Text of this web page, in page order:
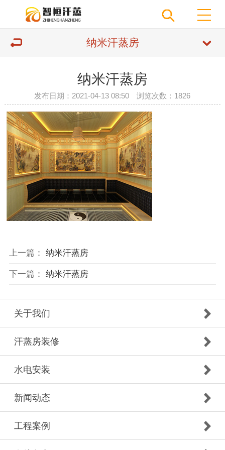
纳米汗蒸房
纳米汗蒸房
发布日期：2021-04-13 08:50 浏览次数： 1826
上一篇： 纳米汗蒸房
下一篇： 纳米汗蒸房
关于我们
汗蒸房装修
水电安装
新闻动态
工程案例